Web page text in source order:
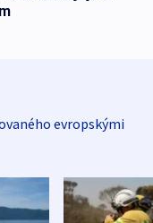
evropskými